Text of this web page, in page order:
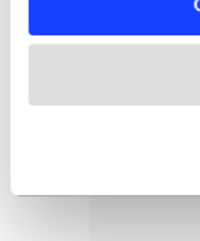
and set your
fitxategiak
esplizitua ematen